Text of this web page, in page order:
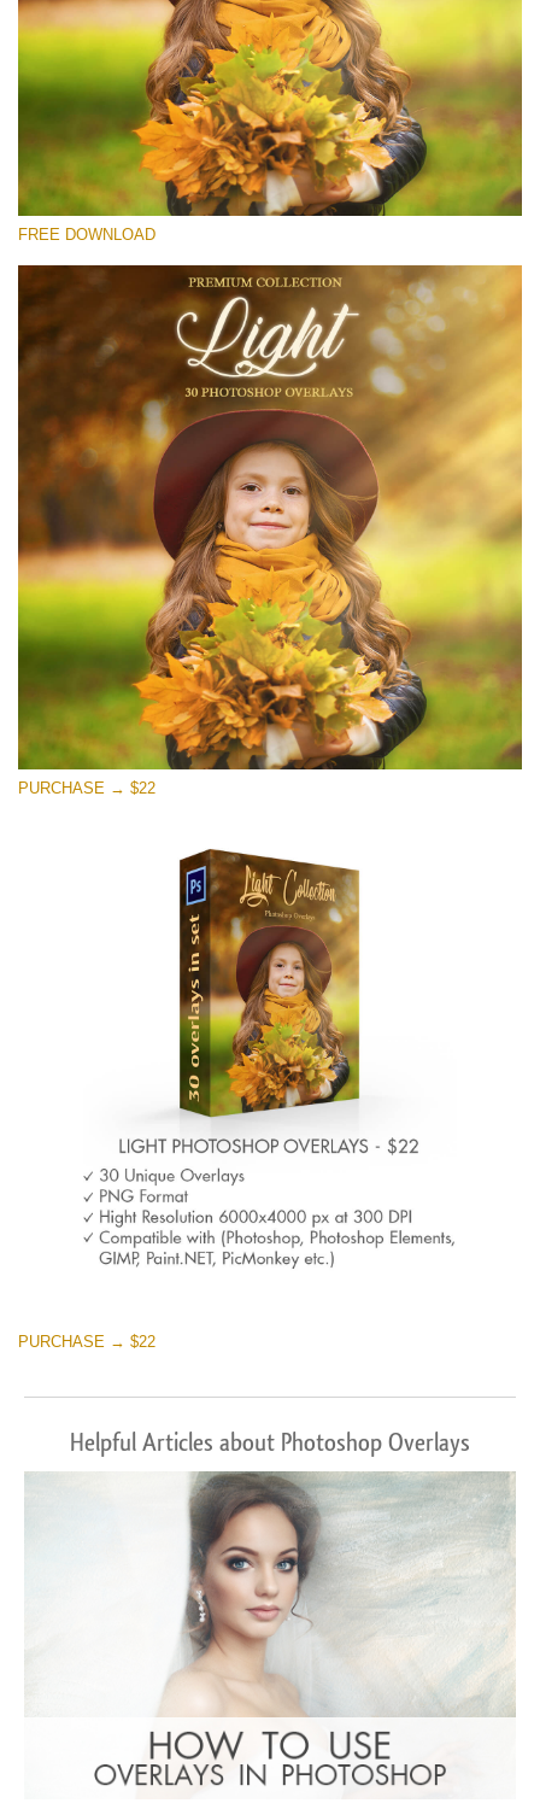
कृपया चुने
Free Light Overlay #14
Small 800*533px
Light Overlays
(30 Overlays)
Luxury Wedding
(373 Overlays)
Large 6000*4000px
Entire Collection
(1783 Overlays)
Large 6000*4000px
मुफ्त डाउनलोड
FREE DOWNLOAD
PURCHASE → $22
PURCHASE → $22
Helpful Articles about Photoshop Overlays